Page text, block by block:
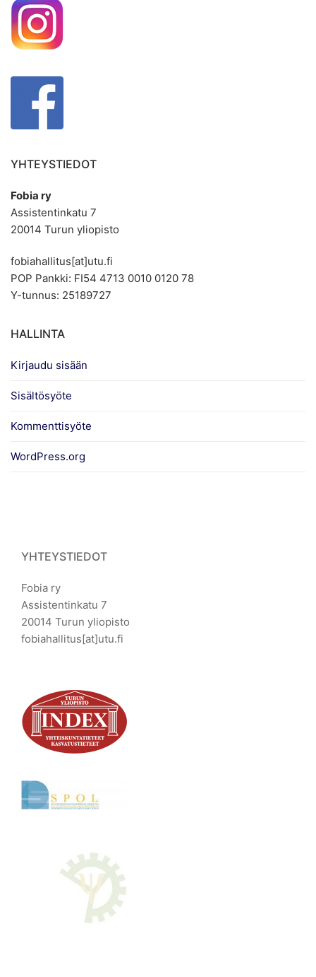
YHTEYSTIEDOT
Fobia ry
Assistentinkatu 7
20014 Turun yliopisto
fobiahallitus[at]utu.fi
POP Pankki: FI54 4713 0010 0120 78
Y-tunnus: 25189727
HALLINTA
Kirjaudu sisään
Sisältösyöte
Kommenttisyöte
WordPress.org
YHTEYSTIEDOT
Fobia ry
Assistentinkatu 7
20014 Turun yliopisto
fobiahallitus[at]utu.fi